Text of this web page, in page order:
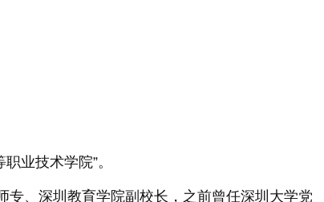
业技术学院”。
、深圳教育学院副校长，之前曾任深圳大学党